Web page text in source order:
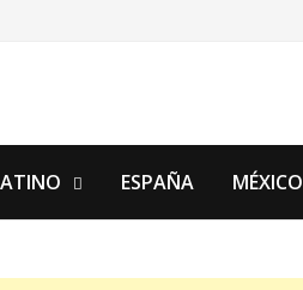
ESPAÑA MÉXICO